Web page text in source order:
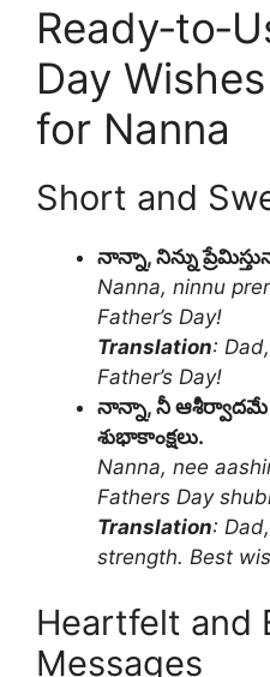
Day
for Nanna
Short and
నాన్నా, నిన్ను
Nanna, ninnu
Father’s Day!
Translation:
Father’s Day!
నాన్నా, నీ ఆశీర్వాదమే
శుభాకాంక్షలు.
Nanna, nee
Fathers Day
Translation:
strength. Best
Heartfelt and
Messages